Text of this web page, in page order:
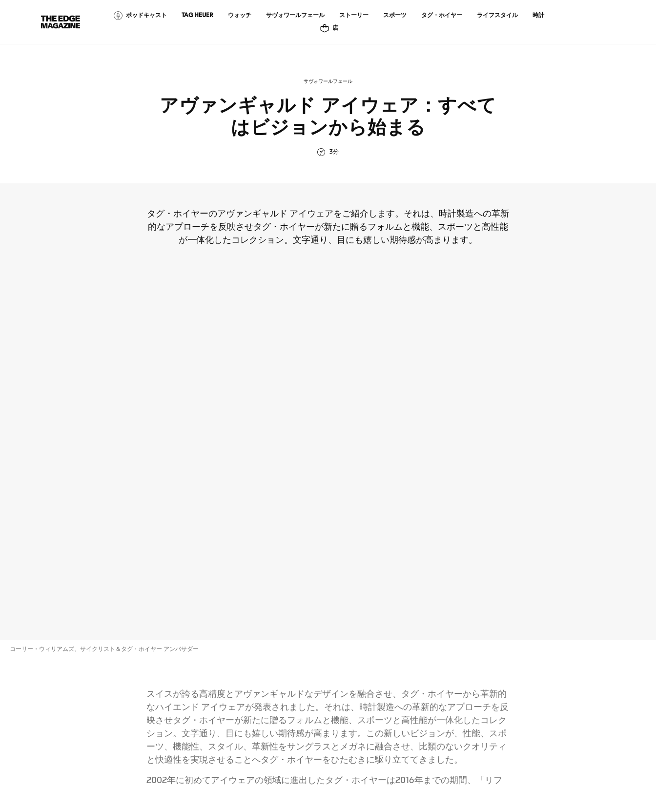
The
Edge
Magazine
ポッドキャスト TAG HEUER ウォッチ サヴォワールフェール ストーリー スポーツ タグ・ホイヤー ライフスタイル 時計
店
サヴォワールフェール
アヴァンギャルド アイウェア：すべて
はビジョンから始まる
3分
タグ・ホイヤーのアヴァンギャルド アイウェアをご紹介します。それは、時計製造への革新
的なアプローチを反映させタグ・ホイヤーが新たに贈るフォルムと機能、スポーツと高性能
が一体化したコレクション。文字通り、目にも嬉しい期待感が高まります。
コーリー・ウィリアムズ、サイクリスト＆タグ・ホイヤー アンバサダー
スイスが誇る高精度とアヴァンギャルドなデザインを融合させ、タグ・ホイヤーから革新的
なハイエンド アイウェアが発表されました。それは、時計製造への革新的なアプローチを反
映させタグ・ホイヤーが新たに贈るフォルムと機能、スポーツと高性能が一体化したコレク
ション。文字通り、目にも嬉しい期待感が高まります。この新しいビジョンが、性能、スポ
ーツ、機能性、スタイル、革新性をサングラスとメガネに融合させ、比類のないクオリティ
と快適性を実現させることへタグ・ホイヤーをひたむきに駆り立ててきました。
2002年に初めてアイウェアの領域に進出したタグ・ホイヤーは2016年までの期間、「リフ